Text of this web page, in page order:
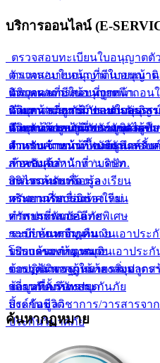
บริการออนไลน์ (E-
ตรวจสอบทะเบียนใบอนุญาตตั
ตัวแทน/นายหน้า ที่มีใบอนุญาต
ตัวแทน/นายหน้า ที่ถูกเพิกถอน
ตัวแทน/นายหน้า ขายกรมธรร
ตัวแทน/นายหน้า ขายยูนิเวอร์
ตัวแทน/นายหน้า ขายยูนิตส์ลิ้ง
ตรวจสอบใบอนุญาตนายหน้า
นิติบุคคลที่มีใบอนุญาต
นิติบุคคลที่ถูกเพิกถอนใบอนุญ
นิติบุคคลขายยูนิเวอร์แซลไลฟ์
ตรวจผลการสอบนายหน้า
นายหน้าประกันภัยแบบกลุ่ม
นายหน้าประกันภัยรายบุคคล
ค้นหากรมธรรม์ประกันภัยอิส
สำหรับเจ้าหน้าที่พนักงานสอบ
สำหรับเจ้าหน้าที่ / บริษัท
ค้นหาข้อมูลการประกันตัวผู้ขับ
สำหรับเจ้าหน้าที่พนักงานสอบ
สำหรับเจ้าหน้าที่ / บริษัท
ตารางคำนวณเบื้องต้นสำหรับ
ภาคบังคับ
สินไหมทดแทน
ห้องสมุดสำนักงาน คปภ.
บริการค้นหาข้อมูล
ทรัพยากรสารนิเทศใหม่
ทรัพยากรสารนิเทศพิเศษ
ระเบียบการยืม-คืน
บริการของห้องสมุด
ข้อปฏิบัติของผู้ใช้ห้องสมุด
สถานที่ตั้งห้องสมุด
ลิ้งค์ข้อมูลวิชาการ/วารสารจา
กระดานรับเรื่องร้องเรียน
กระดานรับเรื่องร้องเรียน
คำถามที่พบบ่อย
คำถามที่พบบ่อย
การประกันอัคคีภัย
การกำหนดจำนวนเงินเอาประ
โปรแกรมคำนวณเงินเอาประ
ตารางมาตรฐานราคาสิ่งปลูกส
ข้อมูลที่ควรทราบ
ระบบค้นหากฏหมาย
ระบบค้นหากฏหมาย
ระบบค้นหากฏหมายรายมาตรา
เกี่ยวกับบริษัทประกันภัย
ประกันชีวิต
ประกันวินาศภัย
ค้นหากฏหมาย